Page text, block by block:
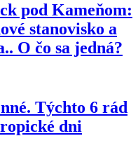
pod Kameňom:
stanovisko a
O čo sa jedná?
Týchto 6 rád
dni